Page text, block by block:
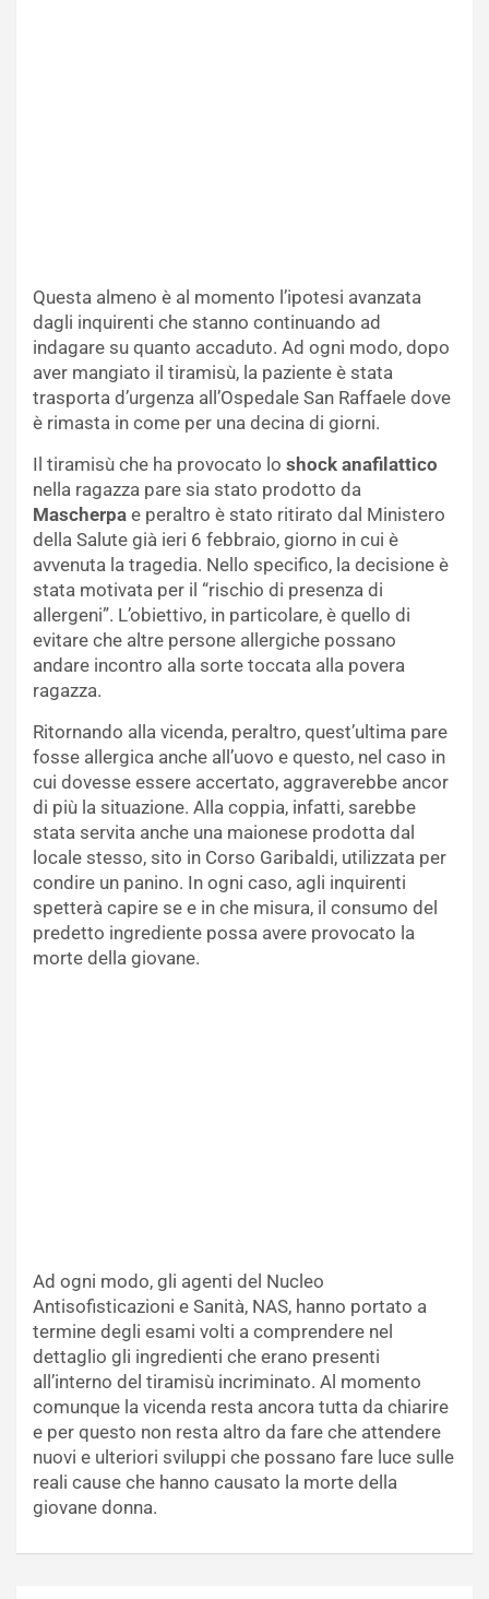
Questa almeno è al momento l’ipotesi avanzata
dagli inquirenti che stanno continuando ad
indagare su quanto accaduto. Ad ogni modo, dopo
aver mangiato il tiramisù, la paziente è stata
trasporta d’urgenza all’Ospedale San Raffaele dove
è rimasta in come per una decina di giorni.
Il tiramisù che ha provocato lo shock anafilattico
nella ragazza pare sia stato prodotto da
Mascherpa e peraltro è stato ritirato dal Ministero
della Salute già ieri 6 febbraio, giorno in cui è
avvenuta la tragedia. Nello specifico, la decisione è
stata motivata per il “rischio di presenza di
allergeni”. L’obiettivo, in particolare, è quello di
evitare che altre persone allergiche possano
andare incontro alla sorte toccata alla povera
ragazza.
Ritornando alla vicenda, peraltro, quest’ultima pare
fosse allergica anche all’uovo e questo, nel caso in
cui dovesse essere accertato, aggraverebbe ancor
di più la situazione. Alla coppia, infatti, sarebbe
stata servita anche una maionese prodotta dal
locale stesso, sito in Corso Garibaldi, utilizzata per
condire un panino. In ogni caso, agli inquirenti
spetterà capire se e in che misura, il consumo del
predetto ingrediente possa avere provocato la
morte della giovane.
Ad ogni modo, gli agenti del Nucleo
Antisofisticazioni e Sanità, NAS, hanno portato a
termine degli esami volti a comprendere nel
dettaglio gli ingredienti che erano presenti
all’interno del tiramisù incriminato. Al momento
comunque la vicenda resta ancora tutta da chiarire
e per questo non resta altro da fare che attendere
nuovi e ulteriori sviluppi che possano fare luce sulle
reali cause che hanno causato la morte della
giovane donna.